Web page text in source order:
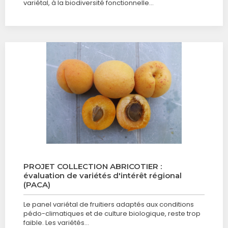
variétal, à la biodiversité fonctionnelle…
PROJET COLLECTION ABRICOTIER :
évaluation de variétés d'intérêt régional
(PACA)
Le panel variétal de fruitiers adaptés aux conditions
pédo-climatiques et de culture biologique, reste trop
faible. Les variétés…